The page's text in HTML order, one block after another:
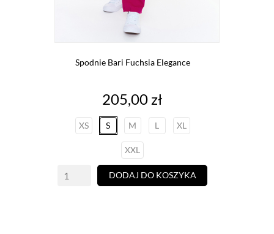
Spodnie Bari Fuchsia Elegance
Cena
205,00 zł
XS S M L XL
XXL
DODAJ DO KOSZYKA